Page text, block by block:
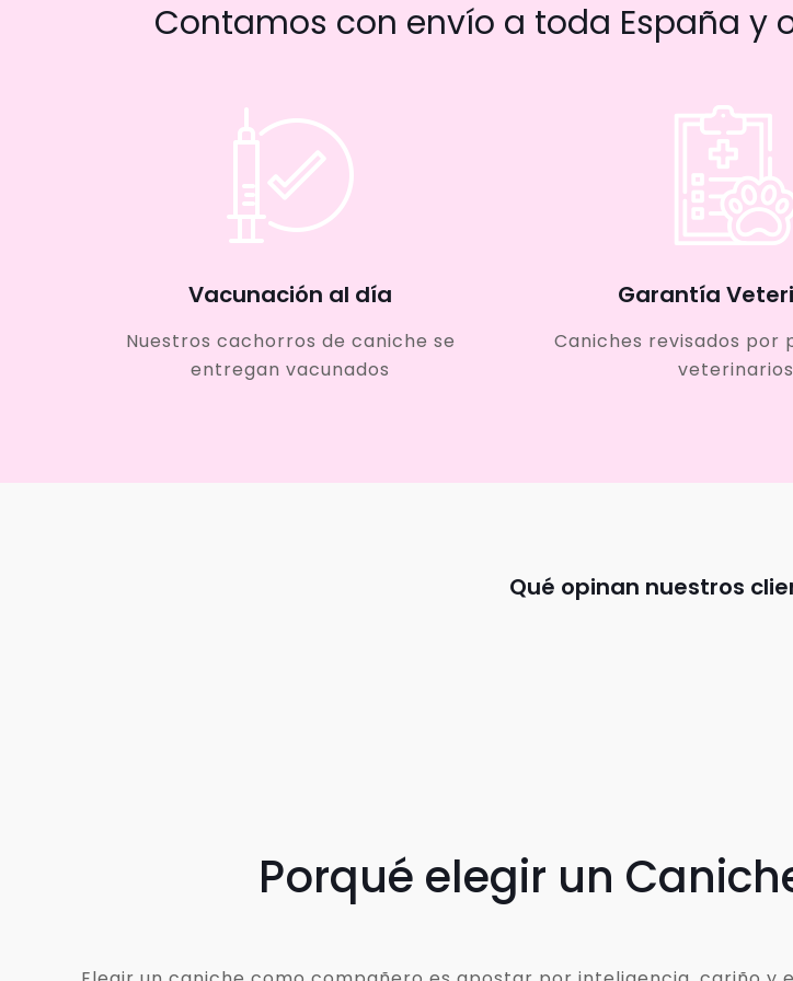
Contamos con envío a toda España y
Vacunación al día
Nuestros cachorros de caniche se
entregan vacunados
Garantía
Caniches revisados por
veterinarios
Qué opinan nuestros
Porqué elegir un